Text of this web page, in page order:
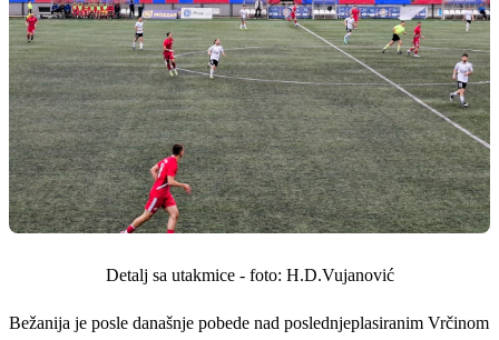
Detalj sa utakmice - foto: H.D.Vujanović
Bežanija je posle današnje pobede nad poslednjeplasiranim Vrčinom